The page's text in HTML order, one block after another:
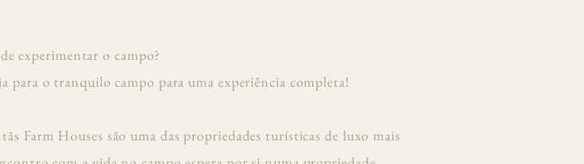
experimentar o campo?
para o tranquilo campo para uma experiência completa!
Farm Houses são uma das propriedades turísticas de luxo mais